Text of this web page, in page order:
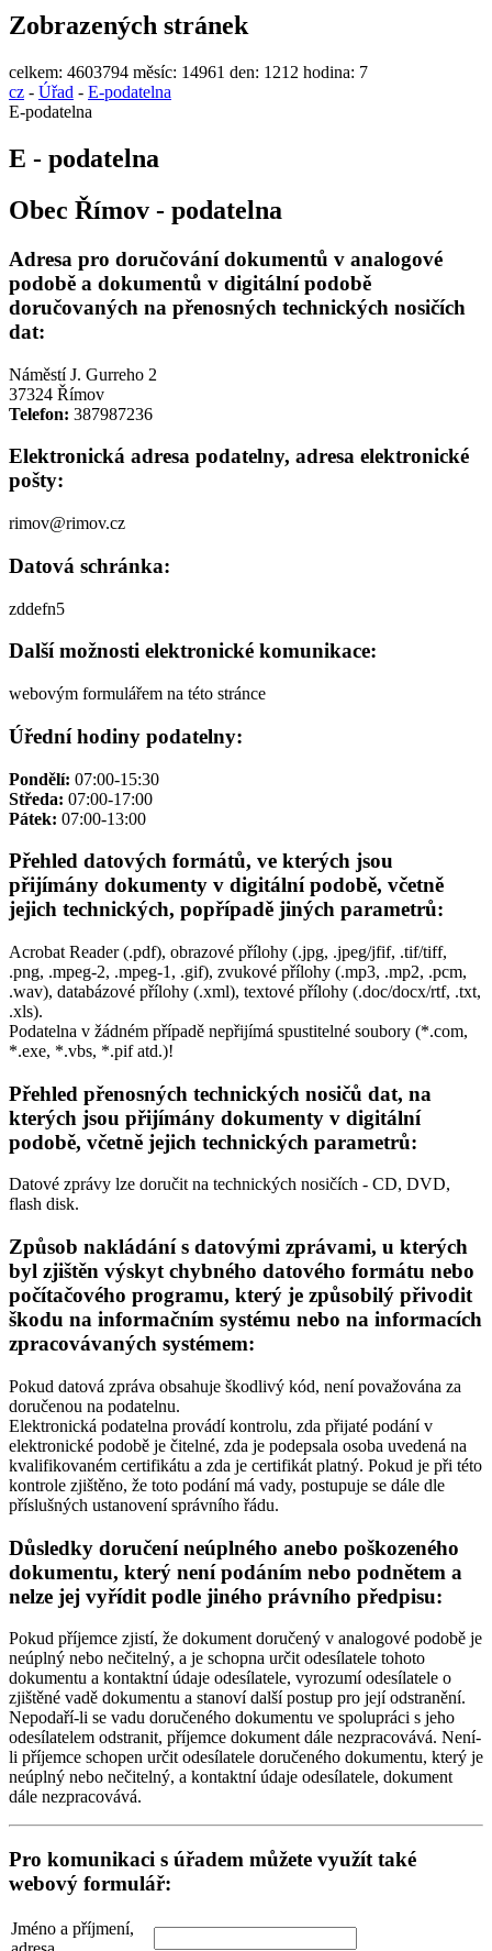
Zobrazených stránek
celkem: 4603794 měsíc: 14961 den: 1212 hodina: 7
cz - Úřad - E-podatelna
E-podatelna
E - podatelna
Obec Římov - podatelna
Adresa pro doručování dokumentů v analogové
podobě a dokumentů v digitální podobě
doručovaných na přenosných technických nosičích
dat:
Náměstí J. Gurreho 2
37324 Římov
Telefon: 387987236
Elektronická adresa podatelny, adresa elektronické
pošty:
rimov@rimov.cz
Datová schránka:
zddefn5
Další možnosti elektronické komunikace:
webovým formulářem na této stránce
Úřední hodiny podatelny:
Pondělí: 07:00-15:30
Středa: 07:00-17:00
Pátek: 07:00-13:00
Přehled datových formátů, ve kterých jsou
přijímány dokumenty v digitální podobě, včetně
jejich technických, popřípadě jiných parametrů:
Acrobat Reader (.pdf), obrazové přílohy (.jpg, .jpeg/jfif, .tif/tiff,
.png, .mpeg-2, .mpeg-1, .gif), zvukové přílohy (.mp3, .mp2, .pcm,
.wav), databázové přílohy (.xml), textové přílohy (.doc/docx/rtf, .txt,
.xls).
Podatelna v žádném případě nepřijímá spustitelné soubory (*.com,
*.exe, *.vbs, *.pif atd.)!
Přehled přenosných technických nosičů dat, na
kterých jsou přijímány dokumenty v digitální
podobě, včetně jejich technických parametrů:
Datové zprávy lze doručit na technických nosičích - CD, DVD,
flash disk.
Způsob nakládání s datovými zprávami, u kterých
byl zjištěn výskyt chybného datového formátu nebo
počítačového programu, který je způsobilý přivodit
škodu na informačním systému nebo na informacích
zpracovávaných systémem:
Pokud datová zpráva obsahuje škodlivý kód, není považována za
doručenou na podatelnu.
Elektronická podatelna provádí kontrolu, zda přijaté podání v
elektronické podobě je čitelné, zda je podepsala osoba uvedená na
kvalifikovaném certifikátu a zda je certifikát platný. Pokud je při této
kontrole zjištěno, že toto podání má vady, postupuje se dále dle
příslušných ustanovení správního řádu.
Důsledky doručení neúplného anebo poškozeného
dokumentu, který není podáním nebo podnětem a
nelze jej vyřídit podle jiného právního předpisu:
Pokud příjemce zjistí, že dokument doručený v analogové podobě je
neúplný nebo nečitelný, a je schopna určit odesílatele tohoto
dokumentu a kontaktní údaje odesílatele, vyrozumí odesílatele o
zjištěné vadě dokumentu a stanoví další postup pro její odstranění.
Nepodaří-li se vadu doručeného dokumentu ve spolupráci s jeho
odesílatelem odstranit, příjemce dokument dále nezpracovává. Není-
li příjemce schopen určit odesílatele doručeného dokumentu, který je
neúplný nebo nečitelný, a kontaktní údaje odesílatele, dokument
dále nezpracovává.
Pro komunikaci s úřadem můžete využít také
webový formulář:
Jméno a příjmení,